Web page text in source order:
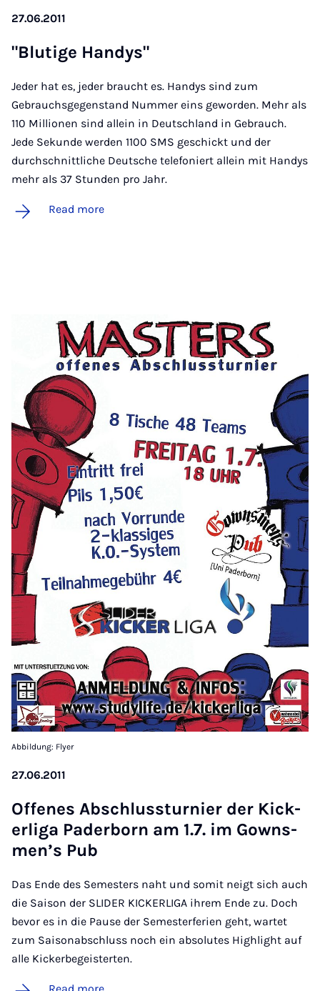
27.06.2011
"Blutige Handys"
Jeder hat es, jeder braucht es. Handys sind zum
Gebrauchsgegenstand Nummer eins geworden. Mehr als
110 Millionen sind allein in Deutschland in Gebrauch.
Jede Sekunde werden 1100 SMS geschickt und der
durchschnittliche Deutsche telefoniert allein mit Handys
mehr als 37 Stunden pro Jahr.
Read more
Abbildung: Flyer
27.06.2011
Of­fenes Ab­schlussturni­er der Kick­
er­liga Pader­born am 1.7. im Gowns­
men’s Pub
Das Ende des Semesters naht und somit neigt sich auch
die Saison der SLIDER KICKERLIGA ihrem Ende zu. Doch
bevor es in die Pause der Semesterferien geht, wartet
zum Saisonabschluss noch ein absolutes Highlight auf
alle Kickerbegeisterten.
Read more